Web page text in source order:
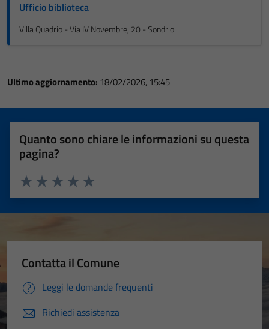
Ufficio biblioteca
Villa Quadrio - Via IV Novembre, 20 - Sondrio
Ultimo aggiornamento: 18/02/2026, 15:45
Quanto sono chiare le informazioni su questa
pagina?
Valuta 5 stelle su 5
Valuta 4 stelle su 5
Valuta 3 stelle su 5
Valuta 2 stelle su 5
Valuta 1 stelle su 5
Contatta il Comune
Leggi le domande frequenti
Richiedi assistenza